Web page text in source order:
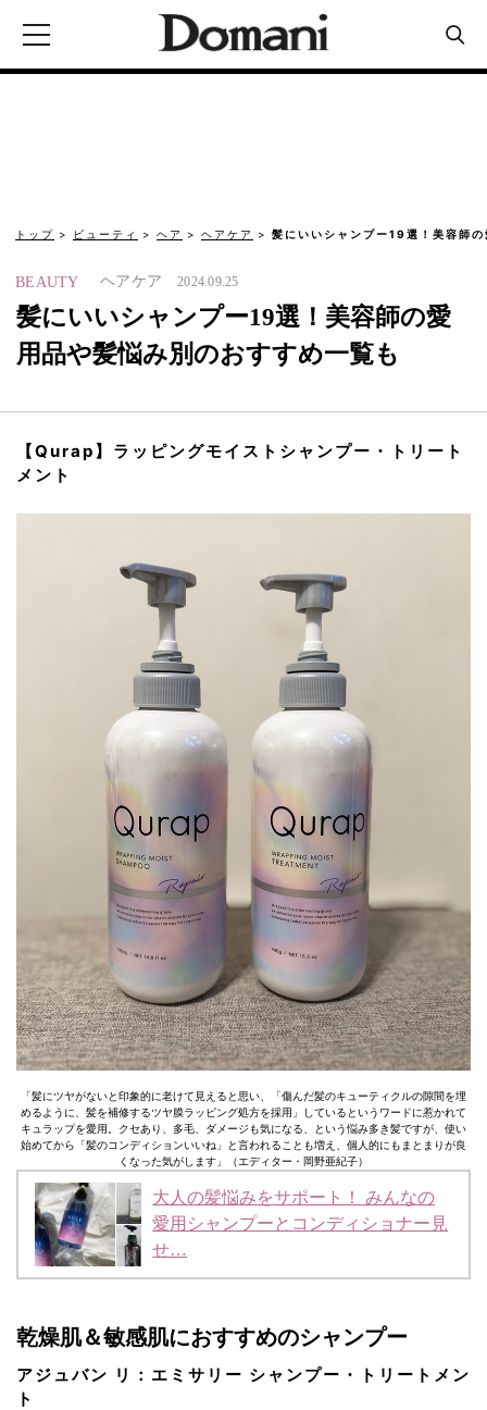
トップ ビューティ ヘア ヘアケア 髪にいいシャンプー19選！美容師
BEAUTY ヘアケア 2024.09.25
髪にいいシャンプー19選！美容師の愛
用品や髪悩み別のおすすめ一覧も
【Qurap】ラッピングモイストシャンプー・トリート
メント
「髪にツヤがないと印象的に老けて見えると思い、「傷んだ髪のキューティクルの隙間を埋
めるように、髪を補修するツヤ膜ラッピング処方を採用」しているというワードに惹かれて
キュラップを愛用。クセあり、多毛、ダメージも気になる、という悩み多き髪ですが、使い
始めてから「髪のコンディションいいね」と言われることも増え、個人的にもまとまりが良
くなった気がします」（エディター・岡野亜紀子）
大人の髪悩みをサポート！ みんなの
愛用シャンプーとコンディショナー見
せ…
乾燥肌＆敏感肌におすすめのシャンプー
アジュバン リ：エミサリー シャンプー・トリートメン
ト